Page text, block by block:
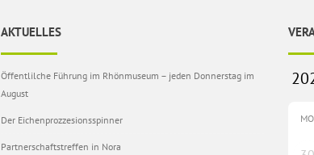
AKTUELLES
Öffentlilche Führung im Rhönmuseum – jeden Donnerstag im
August
Der Eichenprozzesionsspinner
Partnerschaftstreffen in Nora
MO